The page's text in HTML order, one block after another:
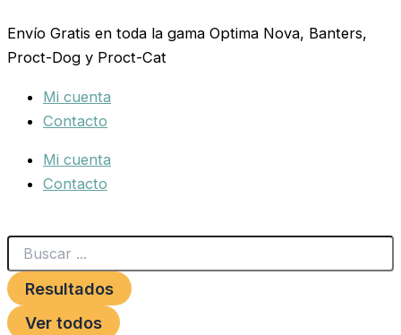
al
contenido
Envío Gratis en toda la gama Optima Nova, Banters,
Proct-Dog y Proct-Cat
Mi cuenta
Contacto
Mi cuenta
Contacto
...
Resultados
Ver todos
MITO
CANARINI
PROFESIONAL
cantidad